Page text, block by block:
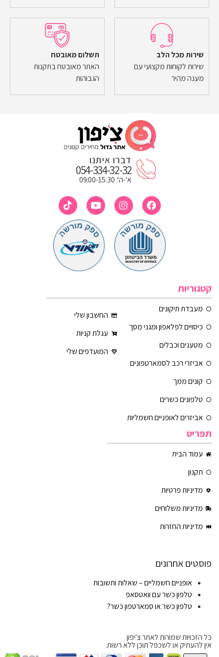
שירות מכל הלב
שירות לקוחות מקצועי עם
מענה מהיר
תשלום מאובטח
האתר מאובטח בתקנות
הגבוהות
דברו איתנו
054-334-32-32
א'-ה': 09:00-15:30
קטגוריות
מעבדת תיקונים
כיסויים לפלאפון ומגני מסך
מטענים וכבלים
אביזרי רכב לסמארטפונים
קונים ממך
טלפונים כשרים
אביזרים לאופניים חשמליות
החשבון שלי
עגלת קניות
המועדפים שלי
תפריט
עמוד הבית
תקנון
מדיניות פרטיות
מדיניות משלוחים
מדיניות החזרות
פוסטים אחרונים
אופניים חשמליים – שאלות ותשובות
טלפון כשר עם וואטסאפ
טלפון כשר או סמארטפון כשר?
כל הזכויות שמורות לאתר צ'יפון
אין להעתיק או לשכפל תוכן ללא רשות.